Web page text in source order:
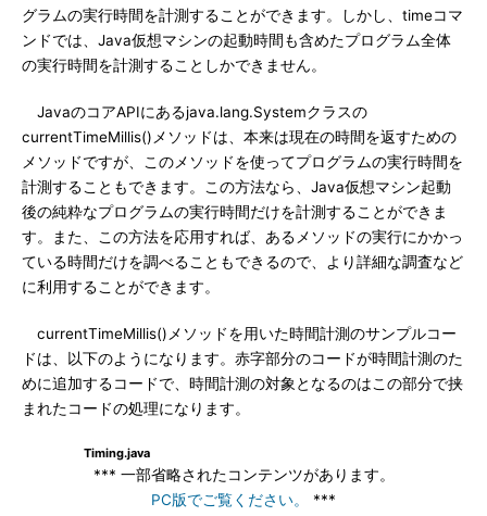
グラムの実行時間を計測することができます。しかし、timeコマ
ンドでは、Java仮想マシンの起動時間も含めたプログラム全体
の実行時間を計測することしかできません。
JavaのコアAPIにあるjava.lang.Systemクラスの
currentTimeMillis()メソッドは、本来は現在の時間を返すための
メソッドですが、このメソッドを使ってプログラムの実行時間を
計測することもできます。この方法なら、Java仮想マシン起動
後の純粋なプログラムの実行時間だけを計測することができま
す。また、この方法を応用すれば、あるメソッドの実行にかかっ
ている時間だけを調べることもできるので、より詳細な調査など
に利用することができます。
currentTimeMillis()メソッドを用いた時間計測のサンプルコー
ドは、以下のようになります。赤字部分のコードが時間計測のた
めに追加するコードで、時間計測の対象となるのはこの部分で挟
まれたコードの処理になります。
Timing.java
*** 一部省略されたコンテンツがあります。
PC版でご覧ください。
***